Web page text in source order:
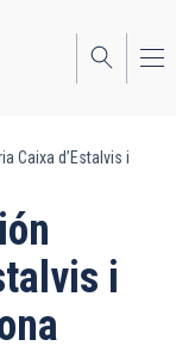
Caixa d’Estalvis i
i